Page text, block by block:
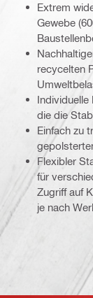
Extrem
Gewebe
recycelten
Individuelle
die die
Einfach zu
Flexibler
für
Zugriff auf
je nach